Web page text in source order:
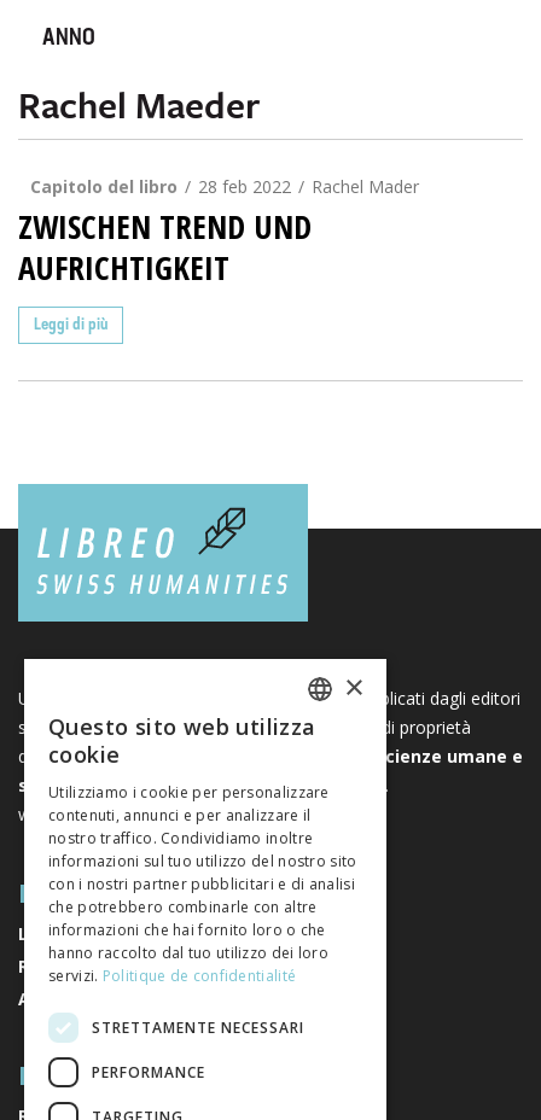
ANNO
Rachel Maeder
Capitolo del libro 28 feb 2022 Rachel Mader
ZWISCHEN TREND UND
AUFRICHTIGKEIT
Leggi di più
Una piattaforma unica per i libri e le riviste pubblicati dagli editori
svizzeri di scienze umane e sociali. Libreo.ch è di proprietà
dell’
Associazione svizzera degli editori di scienze umane e
sociali. È un’associazione senza scopo di lucro.
www.editeurssuisses.ch
MAPPA DEL SITO
LIBRI
RIVISTE
AUTORI
RIGUARDO A NOI
FRENCH
×
Questo sito web utilizza
cookie
Utilizziamo i cookie per personalizzare
contenuti, annunci e per analizzare il
nostro traffico. Condividiamo inoltre
informazioni sul tuo utilizzo del nostro sito
con i nostri partner pubblicitari e di analisi
che potrebbero combinarle con altre
informazioni che hai fornito loro o che
hanno raccolto dal tuo utilizzo dei loro
servizi. Politique de confidentialité
STRETTAMENTE NECESSARI
PERFORMANCE